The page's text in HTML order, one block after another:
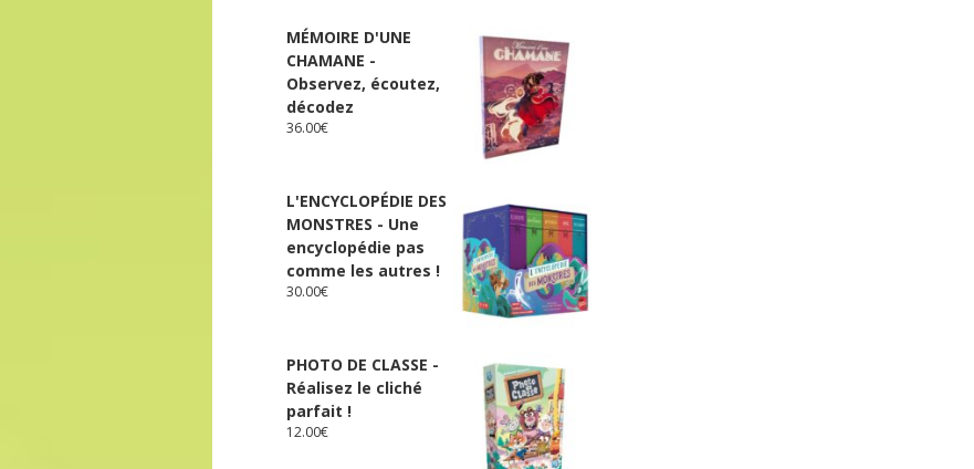
MÉMOIRE D'UNE
CHAMANE -
Observez, écoutez,
décodez
36.00€
L'ENCYCLOPÉDIE DES
MONSTRES - Une
encyclopédie pas
comme les autres !
30.00€
PHOTO DE CLASSE -
Réalisez le cliché
parfait !
12.00€